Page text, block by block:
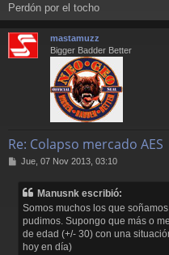
Perdón por el tocho
mastamuzz
Bigger Badder Better
Re: Colapso mercado AES
M
Jue, 07 Nov 2013, 03:10
Manusnk escribió:
Somos muchos los que
pudimos. Supongo que más o
de edad (+/- 30) con una
hoy en día)